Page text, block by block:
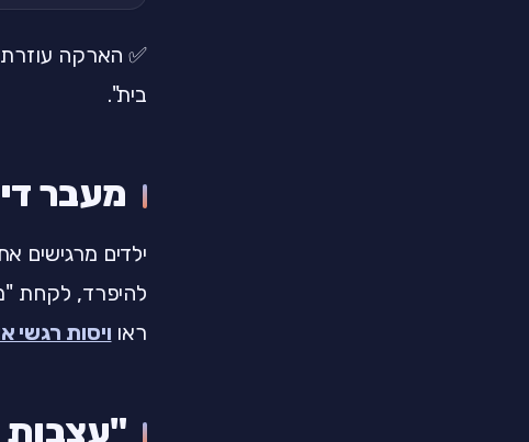
✅ הארקה
בית".
מעבר
ילדים מרגישים
להיפרד, לקחת
ראו ויסות רגשי
"עצבות